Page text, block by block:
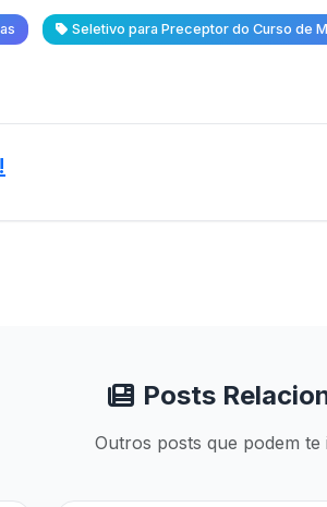
Seletivo para Preceptor do Curso de
Posts
Outros posts que podem te